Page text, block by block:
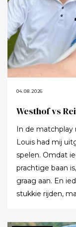
04.08.2026
Westhof vs
In de
Louis had mij
spelen. Omdat
prachtige baan
graag aan. En
stukkie rijden,